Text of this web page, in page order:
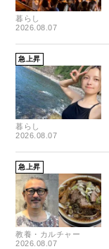
暮らし
2026.08.07
急上昇
暮らし
2026.08.07
急上昇
教養・カルチャー
2026.08.07